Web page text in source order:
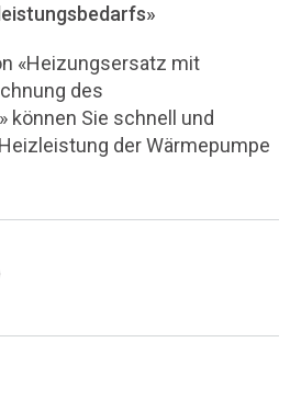
«Heizungsersatz mit
des
können Sie schnell und
der Wärmepumpe